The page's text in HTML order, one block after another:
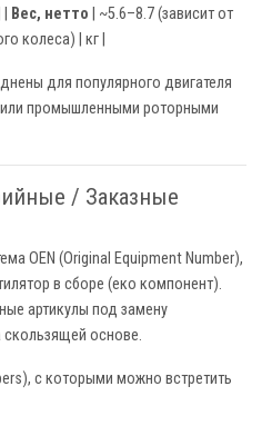
Вес, нетто | ~5.6–8.7 (зависит от
колеса) | кг |
для популярного двигателя
промышленными роторными
/ Заказные
OEN (Original Equipment Number),
в сборе (еко компонент).
артикулы под замену
основе.
с которыми можно встретить